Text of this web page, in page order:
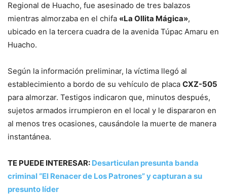
Regional de Huacho, fue asesinado de tres balazos
mientras almorzaba en el chifa «La Ollita Mágica»,
ubicado en la tercera cuadra de la avenida Túpac Amaru en
Huacho.
Según la información preliminar, la víctima llegó al
establecimiento a bordo de su vehículo de placa CXZ-505
para almorzar. Testigos indicaron que, minutos después,
sujetos armados irrumpieron en el local y le dispararon en
al menos tres ocasiones, causándole la muerte de manera
instantánea.
TE PUEDE INTERESAR: Desarticulan presunta banda
criminal “El Renacer de Los Patrones” y capturan a su
presunto líder